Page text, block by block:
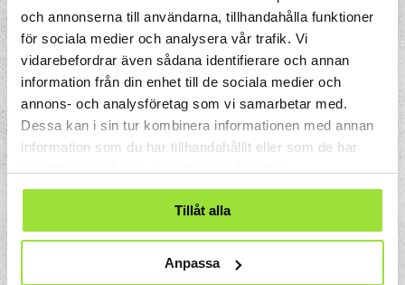
och annonserna till användarna, tillhandahålla funktioner
för sociala medier och analysera vår trafik. Vi
vidarebefordrar även sådana identifierare och annan
information från din enhet till de sociala medier och
annons- och analysföretag som vi samarbetar med.
Dessa kan i sin tur kombinera informationen med annan
information som du har tillhandahållit eller som de har
Tillåt alla
Anpassa
Storgatan 33
Box 633